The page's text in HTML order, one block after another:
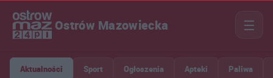
Ostrów Mazowiecka ☰
Aktualności Sport Ogłoszenia Apteki Paliwa